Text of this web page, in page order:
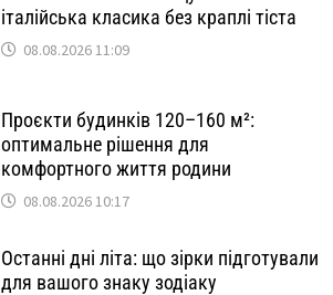
італійська класика без краплі тіста
08.08.2026 11:09
Проєкти будинків 120–160 м²:
оптимальне рішення для
комфортного життя родини
08.08.2026 10:17
Останні дні літа: що зірки підготували
для вашого знаку зодіаку